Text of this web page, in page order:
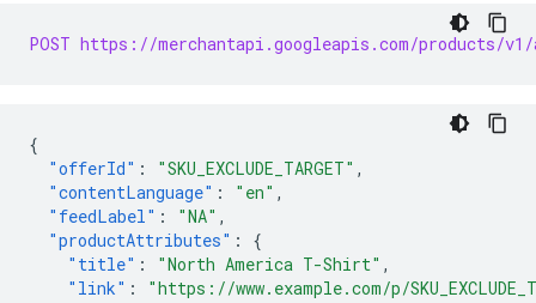
POST https://merchantapi.googleapis.com/products/
{
"offerId" : "SKU_EXCLUDE_TARGET" ,
"contentLanguage" : "en" ,
"feedLabel" : "NA" ,
"productAttributes" :
{
"title" : "North America T-Shirt" ,
"link" :
"https://www.example.com/p/